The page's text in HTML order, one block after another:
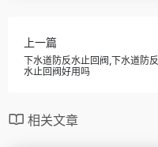
上一篇
下水道防反水止回阀,下水道防反
水止回阀好用吗
相关文章